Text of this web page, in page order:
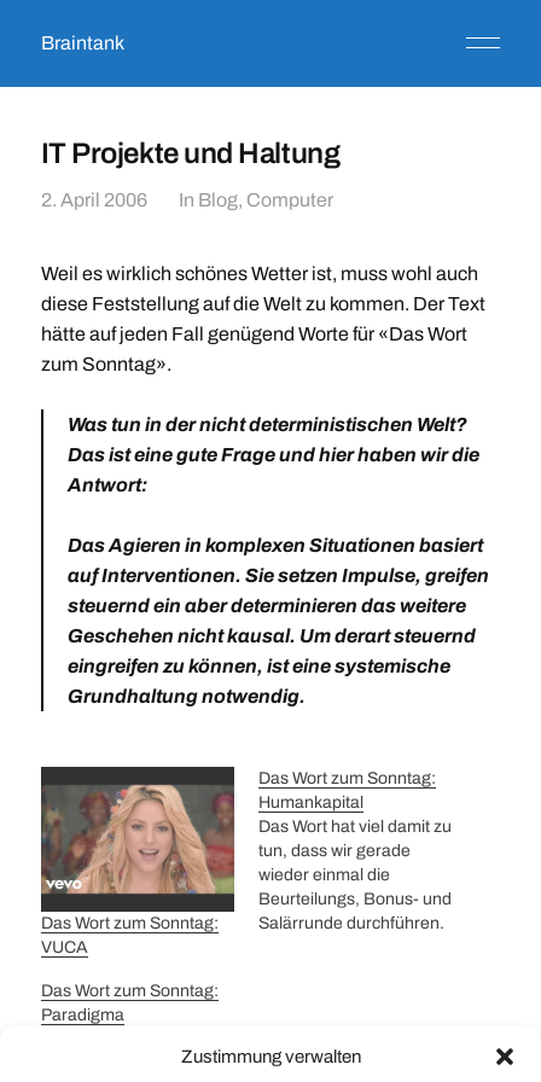
Zustimmung verwalten
Braintank
IT Projekte und Haltung
2. April 2006 In Blog, Computer
Weil es wirklich schönes Wetter ist, muss wohl auch
diese Feststellung auf die Welt zu kommen. Der Text
hätte auf jeden Fall genügend Worte für «Das Wort
zum Sonntag».
Was tun in der nicht deterministischen Welt?
Das ist eine gute Frage und hier haben wir die
Antwort:
Das Agieren in komplexen Situationen basiert
auf Interventionen. Sie setzen Impulse, greifen
steuernd ein aber determinieren das weitere
Geschehen nicht kausal. Um derart steuernd
eingreifen zu können, ist eine systemische
Grundhaltung notwendig.
Das Wort zum Sonntag:
VUCA
Das Wort zum Sonntag:
Humankapital
Das Wort hat viel damit zu
tun, dass wir gerade
wieder einmal die
Beurteilungs, Bonus- und
Salärrunde durchführen.
deren Nutzung zur
Das Wort zum Sonntag:
Paradigma